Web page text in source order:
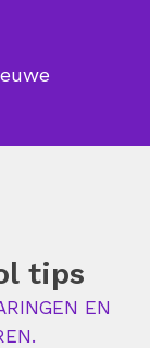
tips
EN